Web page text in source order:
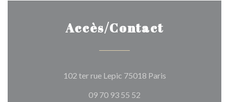
Accès/Contact
102 ter rue Lepic 75018 Paris((ouvre une
09 70 93 55 52